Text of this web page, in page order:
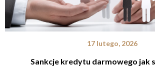
17 lutego, 2026
Sankcje kredytu darmowego jak